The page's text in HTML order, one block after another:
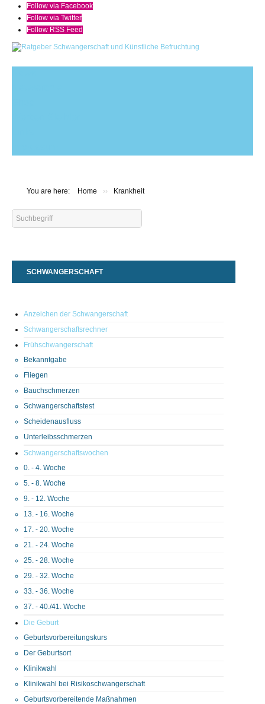
Follow via Facebook
Follow via Twitter
Follow RSS Feed
You are here: Home ›› Krankheit
Search
...
SCHWANGERSCHAFT
Anzeichen der Schwangerschaft
Schwangerschaftsrechner
Frühschwangerschaft
Bekanntgabe
Fliegen
Bauchschmerzen
Schwangerschaftstest
Scheidenausfluss
Unterleibsschmerzen
Schwangerschaftswochen
0. - 4. Woche
5. - 8. Woche
9. - 12. Woche
13. - 16. Woche
17. - 20. Woche
21. - 24. Woche
25. - 28. Woche
29. - 32. Woche
33. - 36. Woche
37. - 40./41. Woche
Die Geburt
Geburtsvorbereitungskurs
Der Geburtsort
Klinikwahl
Klinikwahl bei Risikoschwangerschaft
Geburtsvorbereitende Maßnahmen